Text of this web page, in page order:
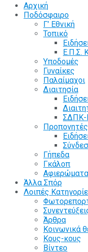
Αρχική
Ποδόσφαιρο
Γ’ Εθνική
Τοπικό
Ε.Π.Σ.
Υποδομές
Γυναίκες
Παλαίμαχοι
Διαιτησία
Προπονητές
Γήπεδα
Γκάλοπ
Αφιερώματα
Άλλα Σπόρ
Λοιπές
Άρθρα
Κοινωνικά
Κους-κους
Βίντεο